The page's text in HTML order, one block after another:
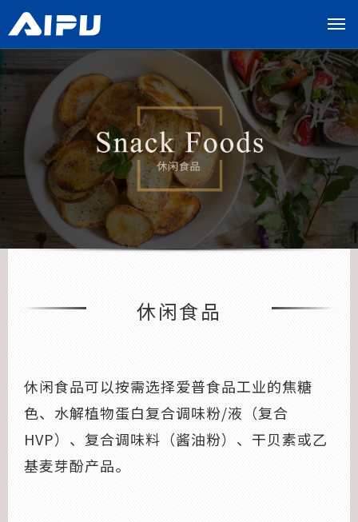
展
导
览
列
休闲食品
休闲食品可以按需选择爱普食品工业的焦糖
色、水解植物蛋白复合调味粉/液（复合
HVP）、复合调味料（酱油粉）、干贝素或乙
基麦芽酚产品。